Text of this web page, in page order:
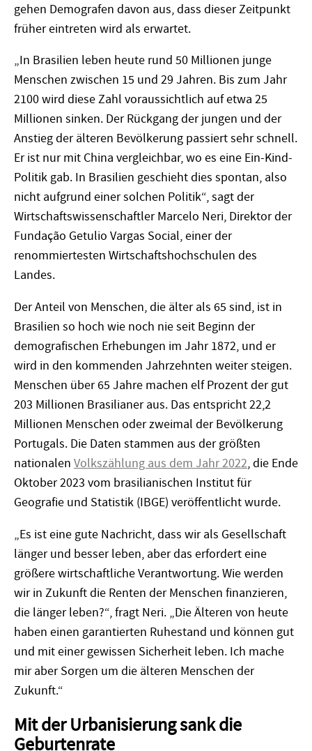
gehen Demografen davon aus, dass dieser Zeitpunkt
früher eintreten wird als erwartet.
„In Brasilien leben heute rund 50 Millionen junge
Menschen zwischen 15 und 29 Jahren. Bis zum Jahr
2100 wird diese Zahl voraussichtlich auf etwa 25
Millionen sinken. Der Rückgang der jungen und der
Anstieg der älteren Bevölkerung passiert sehr schnell.
Er ist nur mit China vergleichbar, wo es eine Ein-Kind-
Politik gab. In Brasilien geschieht dies spontan, also
nicht aufgrund einer solchen Politik“, sagt der
Wirtschaftswissenschaftler Marcelo Neri, Direktor der
Fundação Getulio Vargas Social, einer der
renommiertesten Wirtschaftshochschulen des
Landes.
Der Anteil von Menschen, die älter als 65 sind, ist in
Brasilien so hoch wie noch nie seit Beginn der
demografischen Erhebungen im Jahr 1872, und er
wird in den kommenden Jahrzehnten weiter steigen.
Menschen über 65 Jahre machen elf Prozent der gut
203 Millionen Brasilianer aus. Das entspricht 22,2
Millionen Menschen oder zweimal der Bevölkerung
Portugals. Die Daten stammen aus der größten
nationalen Volkszählung aus dem Jahr 2022, die Ende
Oktober 2023 vom brasilianischen Institut für
Geografie und Statistik (IBGE) veröffentlicht wurde.
„Es ist eine gute Nachricht, dass wir als Gesellschaft
länger und besser leben, aber das erfordert eine
größere wirtschaftliche Verantwortung. Wie werden
wir in Zukunft die Renten der Menschen finanzieren,
die länger leben?“, fragt Neri. „Die Älteren von heute
haben einen garantierten Ruhestand und können gut
und mit einer gewissen Sicherheit leben. Ich mache
mir aber Sorgen um die älteren Menschen der
Zukunft.“
Mit der Urbanisierung sank die
Geburtenrate